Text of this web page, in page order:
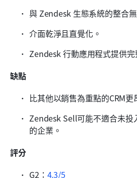
與 Zendesk 生態系統的整合
介面乾淨且直覺化。
Zendesk 行動應用程式提供完
缺點
比其他以銷售為重點的CRM更
Zendesk Sell可能不適合未投
的企業。
評分
G2： 4.3/5